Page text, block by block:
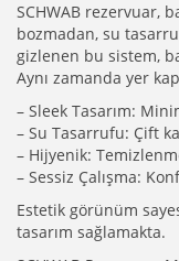
SCHWAB rezervuar,
bozmadan, su
gizlenen bu sistem,
Aynı zamanda yer
– Sleek Tasarım:
– Su Tasarrufu: Çift
– Hijyenik:
– Sessiz Çalışma:
Estetik görünüm
tasarım sağlamakta.